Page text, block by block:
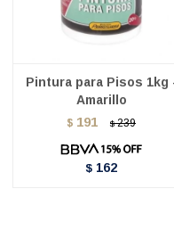
Pintura para Pisos 1kg
Amarillo
$ 191 $ 239
$ 162